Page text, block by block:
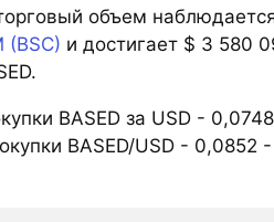
объем
(BSC) и достигает $ 3 580
BASED за USD -
BASED/USD - 0,0852